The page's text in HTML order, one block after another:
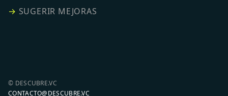
→ SUGERIR MEJORAS
© DESCUBRE.VC
CONTACTO@DESCUBRE.VC